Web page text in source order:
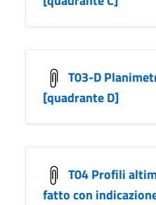
T03-D
[quadrante D]
T04 Profili
fatto con